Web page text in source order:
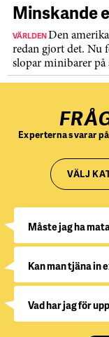
Minskande
VÄRLDENDen
redan gjort det. Nu
slopar minibarer
Experterna svarar
VÄLJ
Måste jag ha
Kan man tjäna in
Vad har jag för